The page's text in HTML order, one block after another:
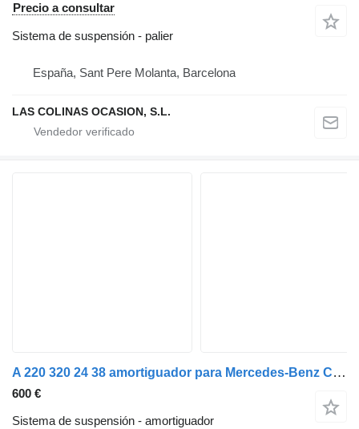
Precio a consultar
Sistema de suspensión - palier
España, Sant Pere Molanta, Barcelona
LAS COLINAS OCASION, S.L.
A 220 320 24 38 amortiguador para Mercedes-Benz Clase S (BM 220) Berlina (07.1998->) coche
600 €
Sistema de suspensión - amortiguador